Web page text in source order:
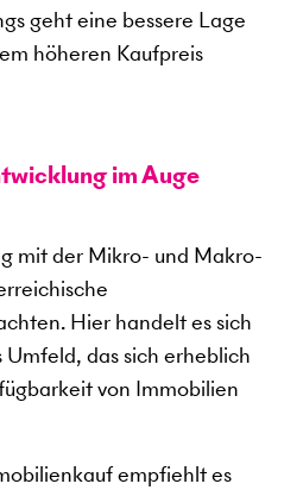
geht eine bessere Lage
höheren Kaufpreis
im Auge
mit der Mikro- und Makro-
Hier handelt es sich
das sich erheblich
von Immobilien
empfiehlt es